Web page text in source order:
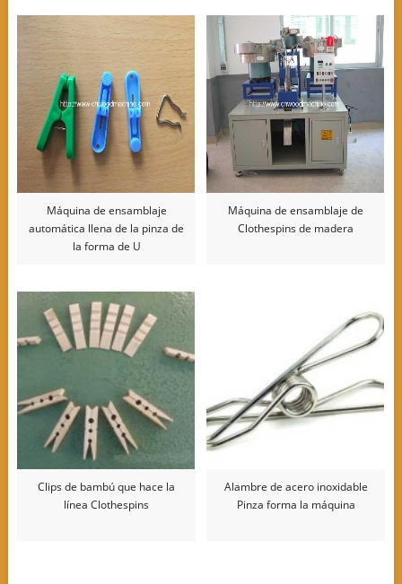
Máquina de ensamblaje
automática llena de la pinza de
la forma de U
Máquina de ensamblaje de
Clothespins de madera
Clips de bambú que hace la
línea Clothespins
Alambre de acero inoxidable
Pinza forma la máquina